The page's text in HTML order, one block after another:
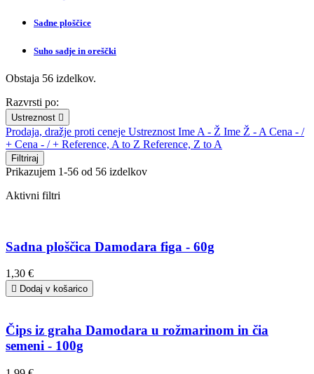
Sadne ploščice
Suho sadje in oreščki
Obstaja 56 izdelkov.
Razvrsti po:
Ustreznost 
Prodaja, dražje proti ceneje Ustreznost Ime A - Ž Ime Ž - A Cena - /
+ Cena - / + Reference, A to Z Reference, Z to A
Filtriraj
Prikazujem 1-56 od 56 izdelkov
Aktivni filtri
Sadna ploščica Damodara figa - 60g
1,30 €
 Dodaj v košarico
Čips iz graha Damodara u rožmarinom in čia
semeni - 100g